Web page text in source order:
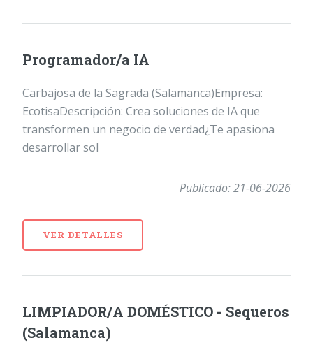
Programador/a IA
Carbajosa de la Sagrada (Salamanca)Empresa:
EcotisaDescripción: Crea soluciones de IA que
transformen un negocio de verdad¿Te apasiona
desarrollar sol
Publicado: 21-06-2026
VER DETALLES
LIMPIADOR/A DOMÉSTICO - Sequeros
(Salamanca)